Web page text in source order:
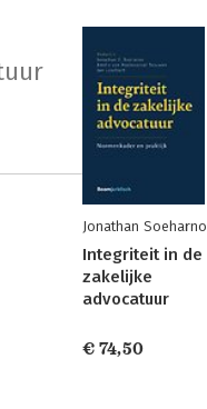
Jonathan Soeharno
Integriteit in de
zakelijke
advocatuur
€ 74,50